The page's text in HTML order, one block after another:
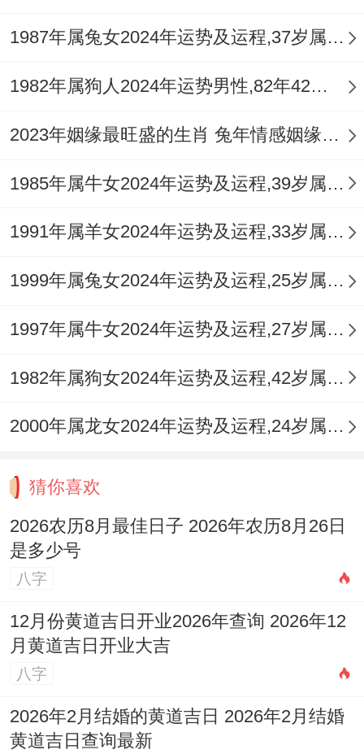
1987年属兔女2024年运势及运程,37岁属兔人2024全年每月运势女性如何
1982年属狗人2024年运势男性,82年42岁属狗男2024年每月运程怎么样
2023年姻缘最旺盛的生肖 兔年情感姻缘运比较旺的属相
1985年属牛女2024年运势及运程,39岁属牛人2024全年每月运势女性如何
1991年属羊女2024年运势及运程,33岁属羊人2024全年每月运势女性如何
1999年属兔女2024年运势及运程,25岁属兔人2024全年每月运势女性如何
1997年属牛女2024年运势及运程,27岁属牛人2024全年每月运势女性如何
1982年属狗女2024年运势及运程,42岁属狗人2024全年每月运势女性如何
2000年属龙女2024年运势及运程,24岁属龙人2024全年每月运势女性如何
猜你喜欢
2026农历8月最佳日子 2026年农历8月26日
是多少号
八字
12月份黄道吉日开业2026年查询 2026年12
月黄道吉日开业大吉
八字
2026年2月结婚的黄道吉日 2026年2月结婚
黄道吉日查询最新